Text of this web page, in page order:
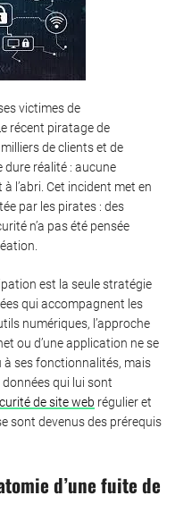
victimes de
récent piratage de
de clients et de
réalité : aucune
l’abri. Cet incident met en
par les pirates : des
n’a pas été pensée
est la seule stratégie
qui accompagnent les
numériques, l’approche
ou d’une application ne se
à ses fonctionnalités, mais
qui lui sont
de site web régulier et
sont devenus des prérequis
d’une fuite de